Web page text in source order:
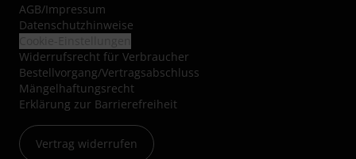
AGB/Impressum
Datenschutzhinweise
Widerrufsrecht für Verbraucher
Bestellvorgang/Vertragsabschluss
Mängelhaftungsrecht
Erklärung zur Barrierefreiheit
Vertrag widerrufen